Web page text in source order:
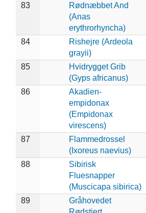
83
Rødnæbbet And
(Anas
erythrorhyncha)
84
Rishejre (Ardeola
grayii)
85
Hvidrygget Grib
(Gyps africanus)
86
Akadien-
empidonax
(Empidonax
virescens)
87
Flammedrossel
(Ixoreus naevius)
88
Sibirisk
Fluesnapper
(Muscicapa sibirica)
89
Gråhovedet